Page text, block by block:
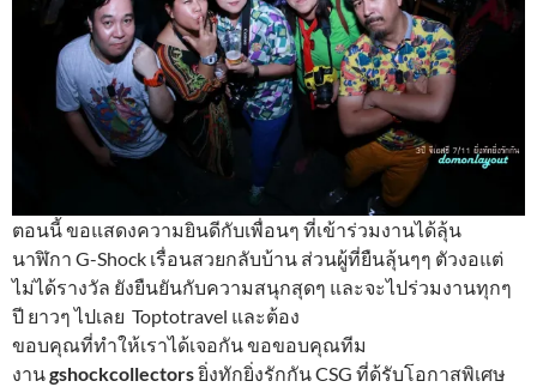
ตอนนี้ ขอแสดงความยินดีกับเพื่อนๆ ที่เข้าร่วมงานได้ลุ้น
นาฬิกา G-Shock เรื่อนสวยกลับบ้าน ส่วนผู้ที่ยืนลุ้นๆๆ ตัวงอแต่
ไม่ได้รางวัล ยังยืนยันกับความสนุกสุดๆ และจะไปร่วมงานทุกๆ
ปี ยาวๆ ไปเลย Toptotravel และต้อง
ขอบคุณที่ทำให้เราได้เจอกัน ขอขอบคุณทีม
งานgshockcollectorsยิ่งทักยิ่งรักกัน CSG ที่ด้รับโอกาสพิเศษ